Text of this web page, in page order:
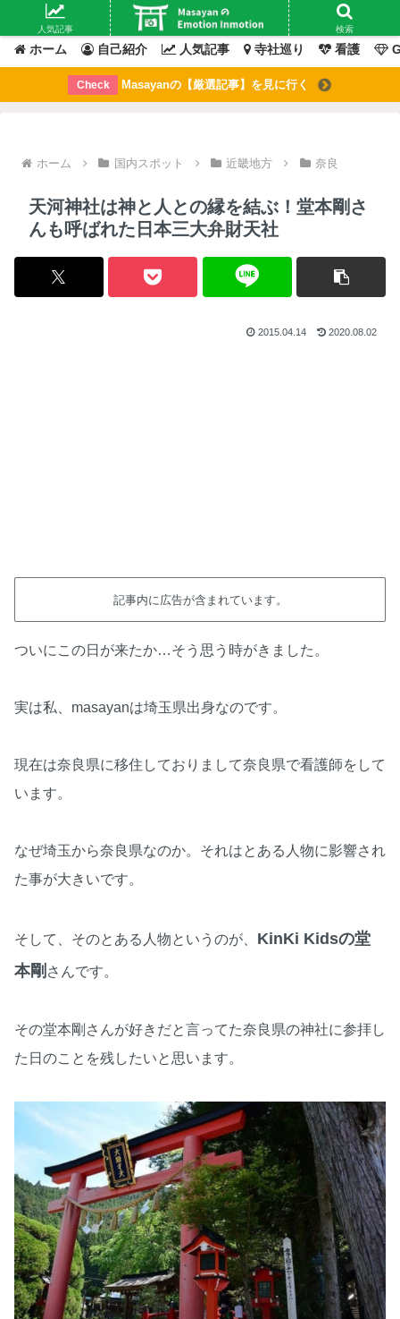
Masayanの「感情」が動いたその「瞬間」を綴るブログ
ホーム 自己紹介 人気記事 寺社巡り 看護
Check Masayanの【厳選記事】を見に行く
ホーム 国内スポット 近畿地方 奈良
天河神社は神と人との縁を結ぶ！堂本剛さ
んも呼ばれた日本三大弁財天社
2015.04.14 2020.08.02
記事内に広告が含まれています。
ついにこの日が来たか…そう思う時がきました。
実は私、masayanは埼玉県出身なのです。
現在は奈良県に移住しておりまして奈良県で看護師をして
います。
なぜ埼玉から奈良県なのか。それはとある人物に影響され
た事が大きいです。
そして、そのとある人物というのが、 KinKi Kidsの堂
本剛 さんです。
その堂本剛さんが好きだと言ってた奈良県の神社に参拝し
た日のことを残したいと思います。
人気記事 検索